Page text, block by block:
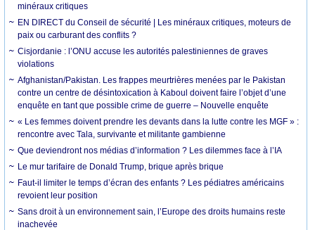
minéraux critiques
EN DIRECT du Conseil de sécurité | Les minéraux critiques, moteurs de
paix ou carburant des conflits ?
Cisjordanie : l’ONU accuse les autorités palestiniennes de graves
violations
Afghanistan/Pakistan. Les frappes meurtrières menées par le Pakistan
contre un centre de désintoxication à Kaboul doivent faire l’objet d’une
enquête en tant que possible crime de guerre – Nouvelle enquête
« Les femmes doivent prendre les devants dans la lutte contre les MGF » :
rencontre avec Tala, survivante et militante gambienne
Que deviendront nos médias d’information ? Les dilemmes face à l’IA
Le mur tarifaire de Donald Trump, brique après brique
Faut-il limiter le temps d’écran des enfants ? Les pédiatres américains
revoient leur position
Sans droit à un environnement sain, l’Europe des droits humains reste
inachevée